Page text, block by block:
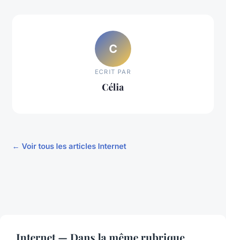
C
ECRIT PAR
Célia
← Voir tous les articles Internet
Internet — Dans la même rubrique